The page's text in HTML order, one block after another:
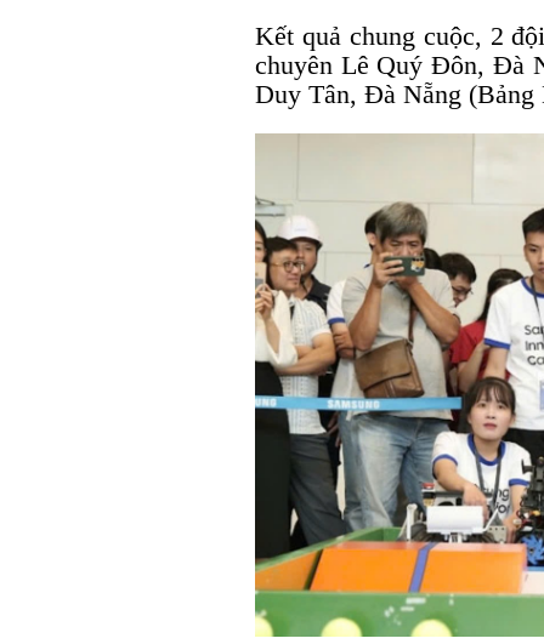
Kết quả chung cuộc, 2
chuyên Lê Quý Đôn, Đà
Duy Tân, Đà Nẵng (Bảng